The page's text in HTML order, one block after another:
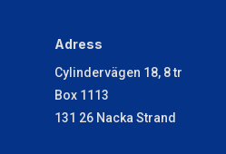
Adress
Cylindervägen 18, 8 tr
Box 1113
131 26 Nacka Strand